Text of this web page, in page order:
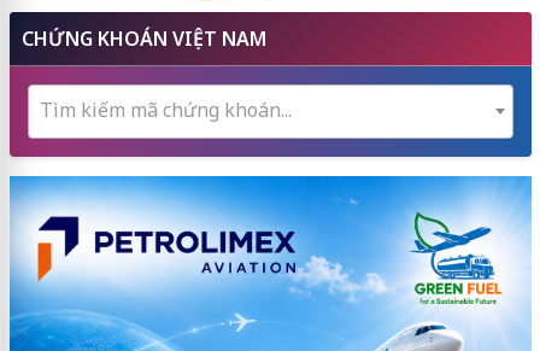
CHỨNG KHOÁN VIỆT NAM
Tìm kiếm mã chứng khoán...